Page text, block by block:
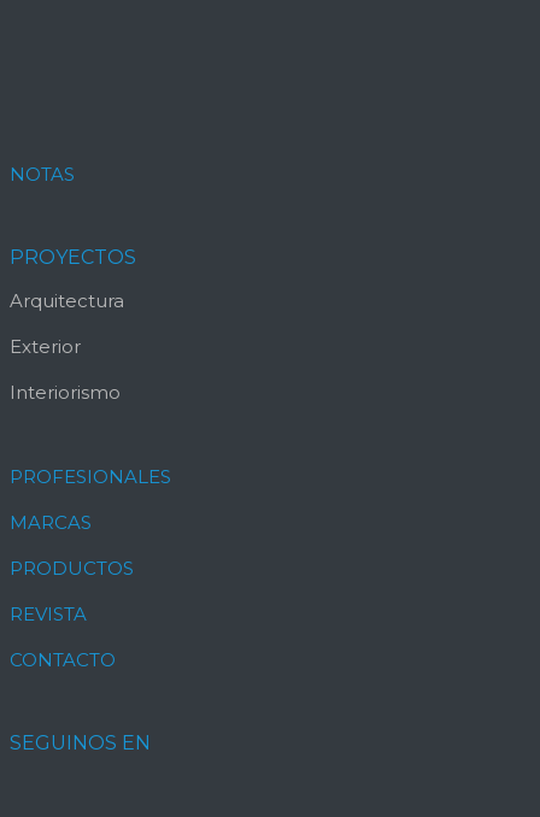
NOTAS
PROYECTOS
Arquitectura
Exterior
Interiorismo
PROFESIONALES
MARCAS
PRODUCTOS
REVISTA
CONTACTO
SEGUINOS EN